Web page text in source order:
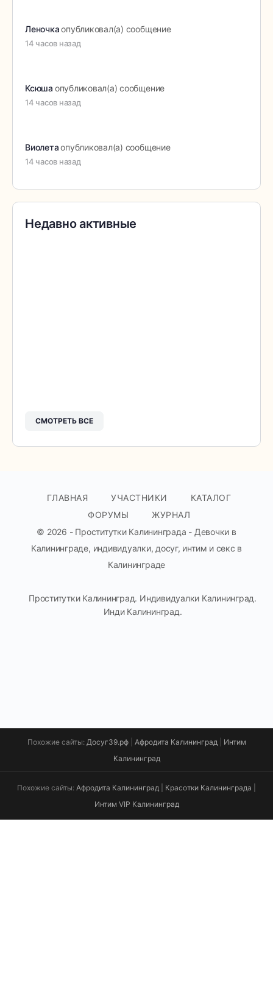
Леночкаопубликовал(а) сообщение
14 часов назад
Ксюша опубликовал(а) сообщение
14 часов назад
Виолетаопубликовал(а) сообщение
14 часов назад
Недавно активные
СМОТРЕТЬ ВСЕ
ГЛАВНАЯ УЧАСТНИКИ
КАТАЛОГ
ФОРУМЫ
ЖУРНАЛ
© 2026 - Проститутки Калининграда - Девочки в
Калининграде, индивидуалки, досуг, интим и секс в
Калининграде
Проститутки Калининград. Индивидуалки Калининград.
Инди Калининград.
Похожие сайты: Досуг39.рф| Афродита Калининград| Интим
Калининград
Похожие сайты: Афродита Калининград Красотки Калининграда
Интим VIP Калининград